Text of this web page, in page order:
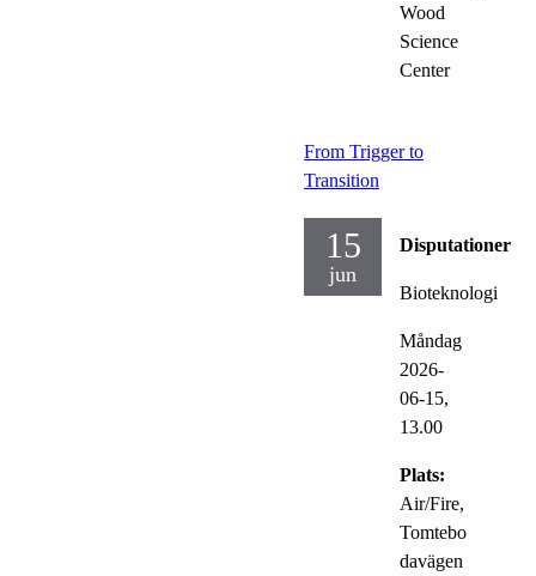
Wood
Science
Center
From Trigger to
Transition
15
jun
Disputationer
Bioteknologi
Måndag
2026-
06-15,
13.00
Plats:
Air/Fire,
Tomtebo
davägen